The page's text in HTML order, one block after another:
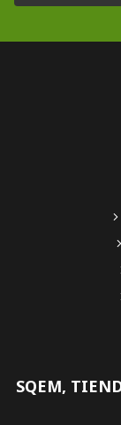
SQEM,